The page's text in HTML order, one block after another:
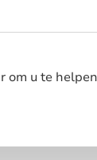
om u te